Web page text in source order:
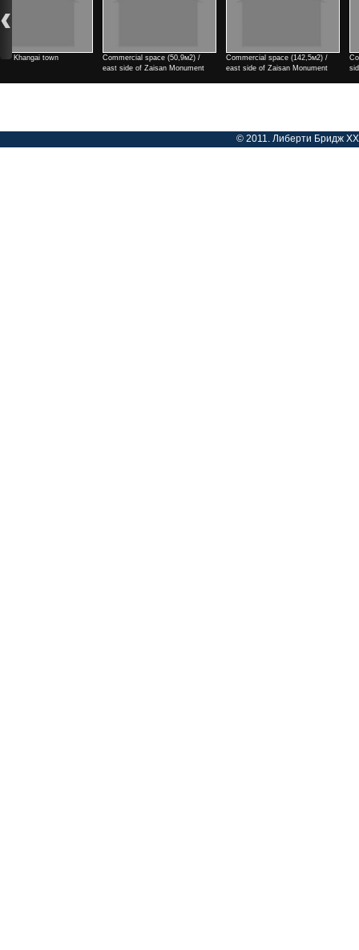
Commercial space (142,5м2) /
east side of Zaisan Monument
Commercial space (182м2) / east
side of Zaisan Monument
2 rooms / north side of
cinema
© 2011. Либерти Бридж